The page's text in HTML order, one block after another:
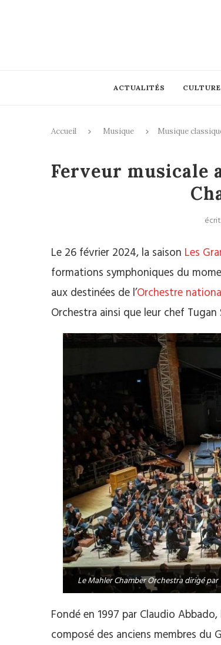
ACTUALITÉS CULTURE
Accueil Musique Musique
Ferveur musicale
Le 26 février 2024, la saison Les
formations symphoniques du
aux destinées de l’Orchestre
Orchestra ainsi que leur chef
Le Mahler Chamber Orchestra dirigé
Fondé en 1997 par Claudio
composé des anciens membres du